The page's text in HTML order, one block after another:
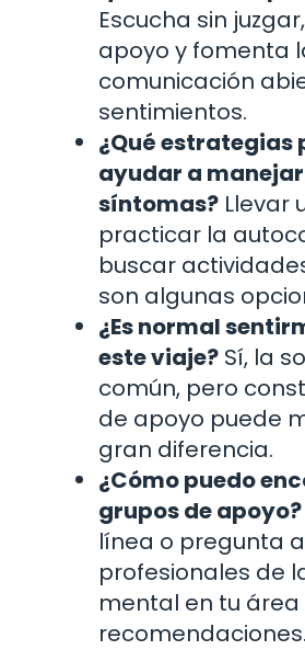
Escucha sin
apoyo y fomenta
comunicación
sentimientos.
¿Qué estrategias
ayudar a
síntomas? Llevar
practicar la
buscar
son algunas
¿Es normal
este viaje? Sí, la
común, pero
de apoyo puede
gran diferencia.
¿Cómo puedo
grupos de apoyo?
línea o pregunta a
profesionales de
mental en tu
recomendaciones.